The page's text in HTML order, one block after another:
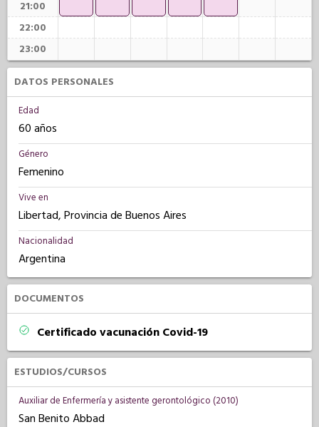
21:00
22:00
23:00
DATOS PERSONALES
Edad
60 años
Género
Femenino
Vive en
Libertad, Provincia de Buenos Aires
Nacionalidad
Argentina
DOCUMENTOS
Certificado vacunación Covid-19
ESTUDIOS/CURSOS
Auxiliar de Enfermería y asistente gerontológico (2010)
San Benito Abbad